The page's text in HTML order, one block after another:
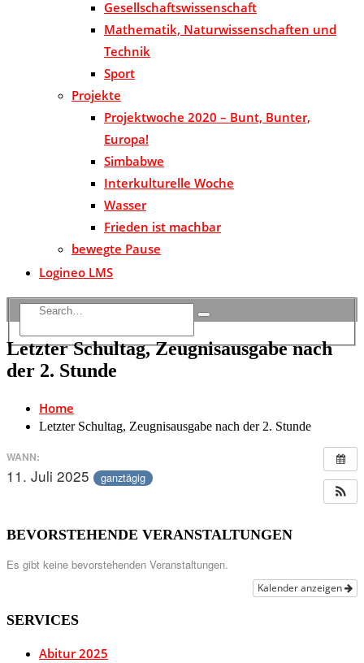
Gesellschaftswissenschaft
Mathematik, Naturwissenschaften und
Technik
Sport
Projekte
Projektwoche 2020 – Bunt, Bunter,
Europa!
Simbabwe
Interkulturelle Woche
Wasser
Frieden ist machbar
bewegte Pause
Logineo LMS
Letzter Schultag, Zeugnisausgabe nach
der 2. Stunde
Home
Letzter Schultag, Zeugnisausgabe nach der 2. Stunde
WANN:
11. Juli 2025 ganztägig
BEVORSTEHENDE VERANSTALTUNGEN
Es gibt keine bevorstehenden Veranstaltungen.
Kalender anzeigen
SERVICES
Abitur 2025